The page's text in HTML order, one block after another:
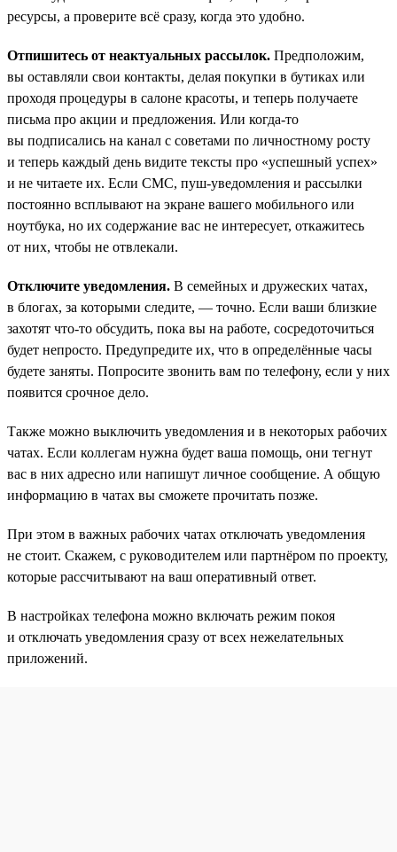
ресурсы, а проверите всё сразу, когда это удобно.
Отпишитесь от неактуальных рассылок. Предположим,
вы оставляли свои контакты, делая покупки в бутиках или
проходя процедуры в салоне красоты, и теперь получаете
письма про акции и предложения. Или когда-то
вы подписались на канал с советами по личностному росту
и теперь каждый день видите тексты про «успешный успех»
и не читаете их. Если СМС, пуш-уведомления и рассылки
постоянно всплывают на экране вашего мобильного или
ноутбука, но их содержание вас не интересует, откажитесь
от них, чтобы не отвлекали.
Отключите уведомления. В семейных и дружеских чатах,
в блогах, за которыми следите, — точно. Если ваши близкие
захотят что-то обсудить, пока вы на работе, сосредоточиться
будет непросто. Предупредите их, что в определённые часы
будете заняты. Попросите звонить вам по телефону, если у них
появится срочное дело.
Также можно выключить уведомления и в некоторых рабочих
чатах. Если коллегам нужна будет ваша помощь, они тегнут
вас в них адресно или напишут личное сообщение. А общую
информацию в чатах вы сможете прочитать позже.
При этом в важных рабочих чатах отключать уведомления
не стоит. Скажем, с руководителем или партнёром по проекту,
которые рассчитывают на ваш оперативный ответ.
В настройках телефона можно включать режим покоя
и отключать уведомления сразу от всех нежелательных
приложений.